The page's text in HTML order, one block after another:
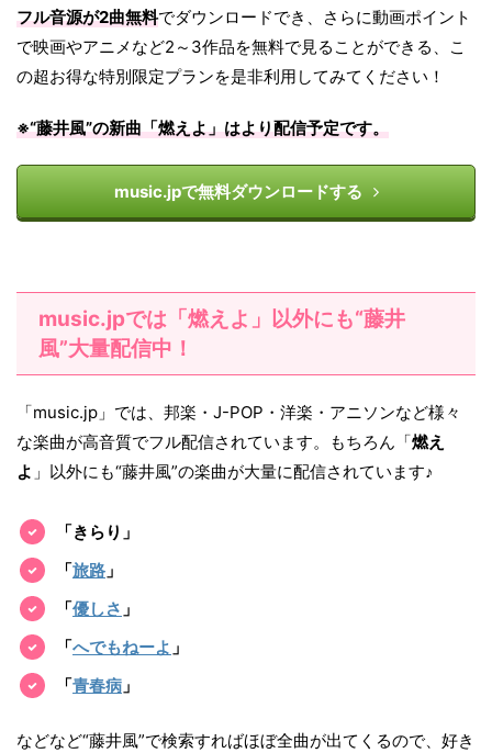
フル音源が2曲無料でダウンロードでき、さらに動画ポイント
で映画やアニメなど2～3作品を無料で見ることができる、こ
の超お得な特別限定プランを是非利用してみてください！
※“藤井風”の新曲「燃えよ」はより配信予定です。
music.jpで無料ダウンロードする
music.jpでは「燃えよ」以外にも“藤井
風”大量配信中！
「music.jp」では、邦楽・J-POP・洋楽・アニソンなど様々
な楽曲が高音質でフル配信されています。もちろん「燃え
よ 」以外にも“藤井風”の楽曲が大量に配信されています♪
「きらり」
「旅路 」
「優しさ 」
「へでもねーよ 」
「青春病 」
などなど“藤井風”で検索すればほぼ全曲が出てくるので、好き